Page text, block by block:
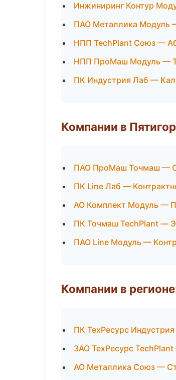
Инжиниринг Контур
ПАО Металлика Модуль
НПП TechPlant Союз —
НПП ПроМаш Модуль —
ПК Индустрия Лаб —
Компании в
ПАО ПроМаш Точмаш —
ПК Line Лаб —
АО Комплект Модуль —
ПК Точмаш TechPlant —
ПАО Line Модуль —
Компании в
ПК ТехРесурс
ЗАО ТехРесурс
АО Металлика Союз —